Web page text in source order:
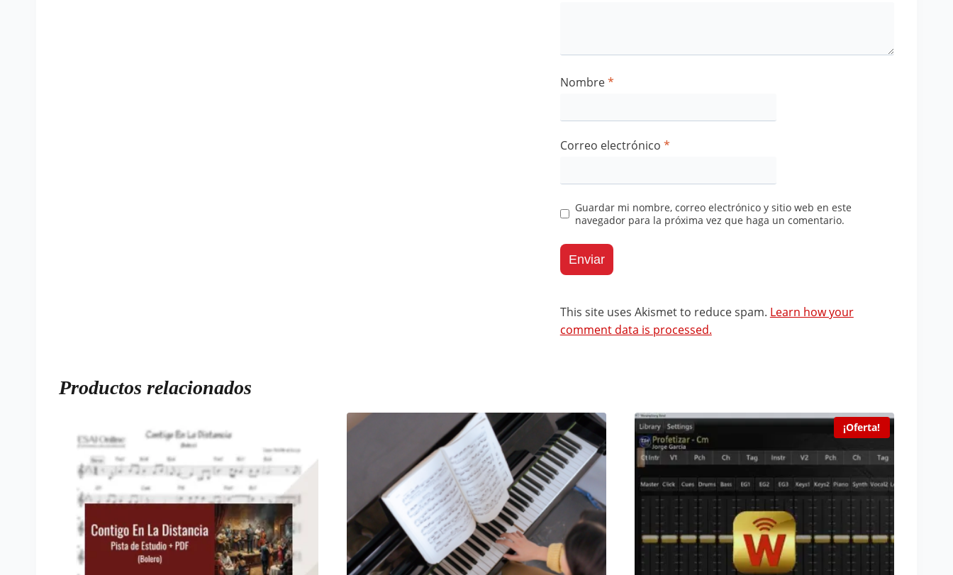
Nombre*
Correo electrónico *
Guardar mi nombre, correo electrónico y sitio web en este
navegador para la próxima vez que haga un comentario.
This site uses Akismet to reduce spam. Learn how your
comment data is processed.
Productos relacionados
¡Oferta!